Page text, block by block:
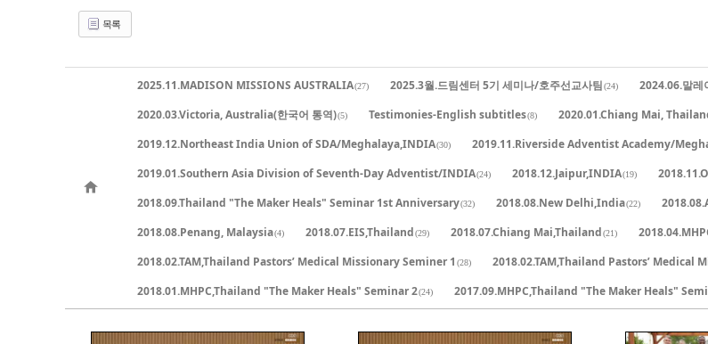
목록
2025.11.MADISON MISSIONS AUSTRALIA(27) 2025.3월.드림센터 5기 세미나/호주선교사팀(24) 2024.06.말레
2020.03.Victoria, Australia(한국어 통역)(5) Testimonies-English subtitles(8) 2020.01.Chiang Mai,
2019.12.Northeast India Union of SDA/Meghalaya,INDIA(30) 2019.11.Riverside Adventist Academy/
2019.01.Southern Asia Division of Seventh-Day Adventist/INDIA(24) 2018.12.Jaipur,INDIA(19)
2018.09.Thailand "The Maker Heals" Seminar 1st Anniversary(32) 2018.08.New Delhi,India(22)
2018.08.Penang, Malaysia(4) 2018.07.EIS,Thailand(29) 2018.07.Chiang Mai,Thailand(21)
2018.02.TAM,Thailand Pastors’ Medical Missionary Seminer 1 (28) 2018.02.TAM,Thailand Pastors’ Medical
2018.01.MHPC,Thailand "The Maker Heals" Seminar 2(24) 2017.09.MHPC,Thailand "The Maker Heals"